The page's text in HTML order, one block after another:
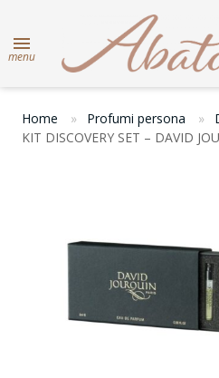
menu
Home Profumi persona
KIT DISCOVERY SET – DAVID